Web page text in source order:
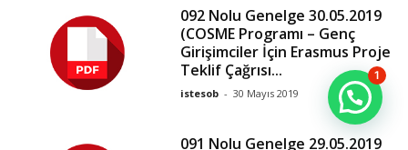
092 Nolu Genelge 30.05.2019
(COSME Programı – Genç
Girişimciler İçin Erasmus Proje
Teklif Çağrısı...
istesob - 30 Mayıs 2019
091 Nolu Genelge 29.05.2019
1